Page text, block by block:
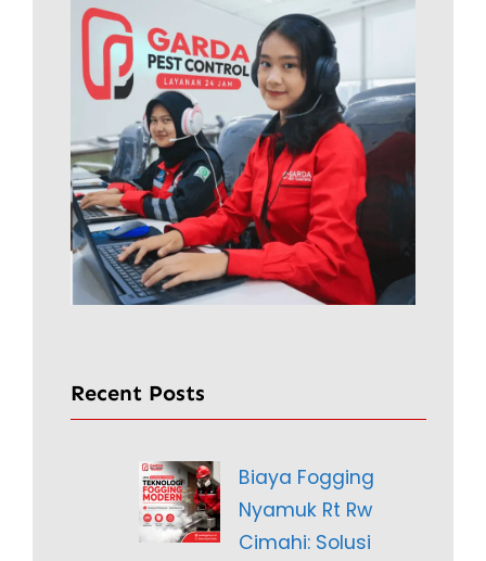
Recent Posts
Biaya Fogging
Nyamuk Rt Rw
Cimahi: Solusi